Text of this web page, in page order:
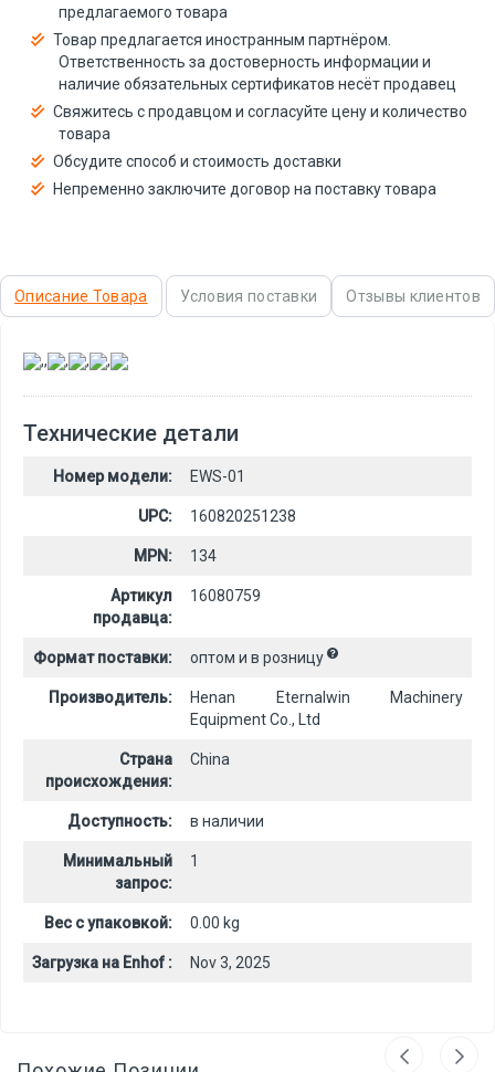
предлагаемого товара
Товар предлагается иностранным партнёром.
Ответственность за достоверность информации и
наличие обязательных сертификатов несёт продавец
Свяжитесь с продавцом и согласуйте цену и количество
товара
Обсудите способ и стоимость доставки
Непременно заключите договор на поставку товара
Описание Товара Условия поставки Отзывы клиентов
,, , , ,
Технические детали
Номер модели: EWS-01
UPC: 160820251238
MPN: 134
Артикул
продавца:
16080759
Формат поставки: оптом и в розницу
Производитель:
Henan Eternalwin Machinery
Equipment Co., Ltd
Страна
происхождения:
China
Доступность: в наличии
Минимальный
запрос:
1
Вес с упаковкой: 0.00 kg
Загрузка на Enhof : Nov 3, 2025